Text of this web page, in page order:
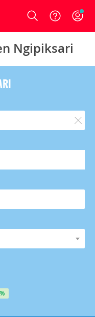
Login
Ngipiksari